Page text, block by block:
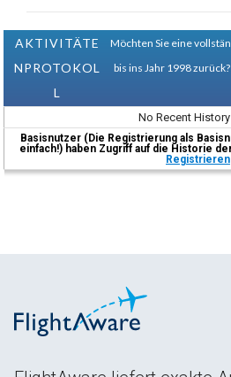
AKTIVITÄTE
NPROTOKOL
L
Möchten Sie eine
bis ins Jahr 1998 zurück?
No Recent
Basisnutzer (Die Registrierung als
einfach!) haben Zugriff auf die Historie
Registrieren